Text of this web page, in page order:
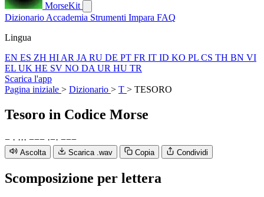
MorseKit
Dizionario Accademia Strumenti Impara FAQ
Lingua
EN ES ZH HI AR JA RU DE PT FR IT ID KO PL CS TH BN VI
EL UK HE SV NO DA UR HU TR
Scarica l'app
Pagina iniziale > Dizionario > T > TESORO
Tesoro in Codice Morse
− · ··· −−− ·−· −−−
Ascolta Scarica .wav Copia Condividi
Scomposizione per lettera